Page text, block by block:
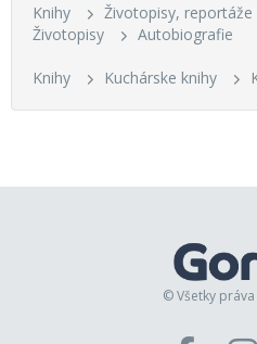
Knihy
Životopisy, reportáže
Životopisy
Autobiografie
Knihy Kuchárske knihy
© Všetky